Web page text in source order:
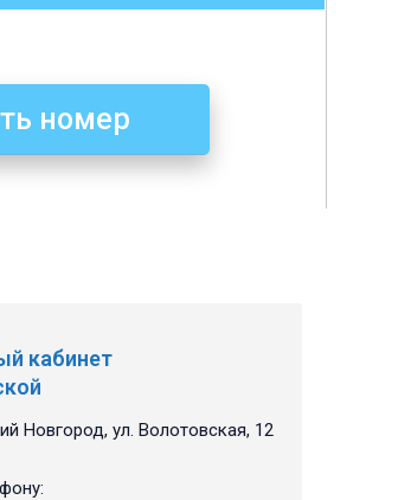
номер
кабинет
Новгород, ул. Волотовская, 12